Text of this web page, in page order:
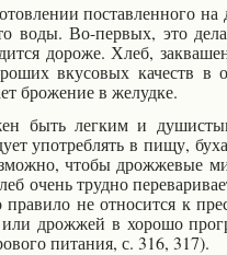
поставленного
воды. Во-первых, это
дороже. Хлеб,
вкусовых качеств
брожение в желудке.
быть легким и
употреблять в пищу,
чтобы дрожжевые
очень трудно
правило не относится к
или дрожжей в хорошо
питания, с. 316, 317).